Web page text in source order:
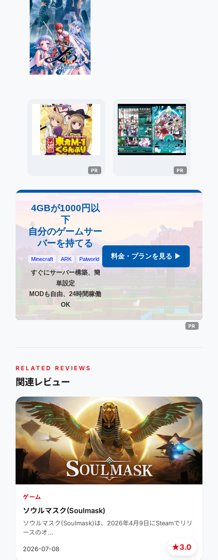
4GBが1000円以
下
自分のゲームサー
バーを持てる
Minecraft ARK Palworld
すぐにサーバー構築、簡
単設定
MODも自由、24時間稼働
OK
料金・プランを見る ▶
RELATED REVIEWS
関連レビュー
★3.0
ゲーム
ソウルマスク(Soulmask)
ソウルマスク(Soulmask)は、2026年4月9日にSteamでリリ
ースのオ…
2026-07-08